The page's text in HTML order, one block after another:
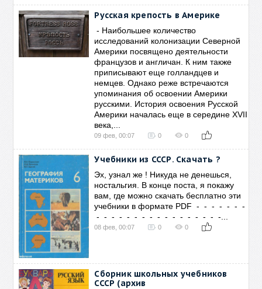
Русская крепость в Америке
- Наибольшее количество
исследований колонизации Северной
Америки посвящено деятельности
французов и англичан. К ним также
приписывают еще голландцев и
немцев. Однако реже встречаются
упоминания об освоении Америки
русскими. История освоения Русской
Америки началась еще в середине XVII
века,...
09 фев, 00:07 0 0
Учебники из СССР. Скачать ?
Эх, узнал же ! Никуда не денешься,
ностальгия. В конце поста, я покажу
вам, где можно скачать бесплатно эти
учебники в формате PDF - - - - - - -
- - - - - - - - - - - - - - - - -...
08 фев, 00:07 0 0
Сборник школьных учебников
СССР (архив